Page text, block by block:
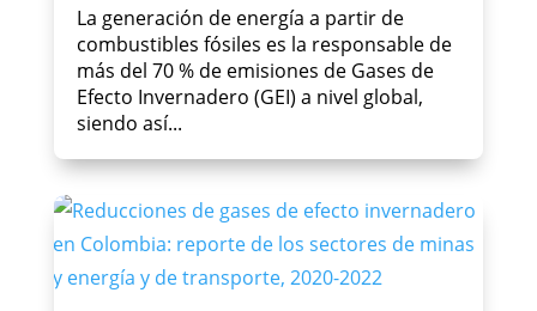
La generación de energía a partir de
combustibles fósiles es la responsable de
más del 70 % de emisiones de Gases de
Efecto Invernadero (GEI) a nivel global,
siendo así...